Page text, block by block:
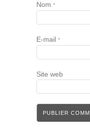
Nom *
E-mail *
Site web